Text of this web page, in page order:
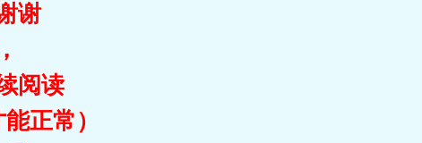
谢
阅读
正常）